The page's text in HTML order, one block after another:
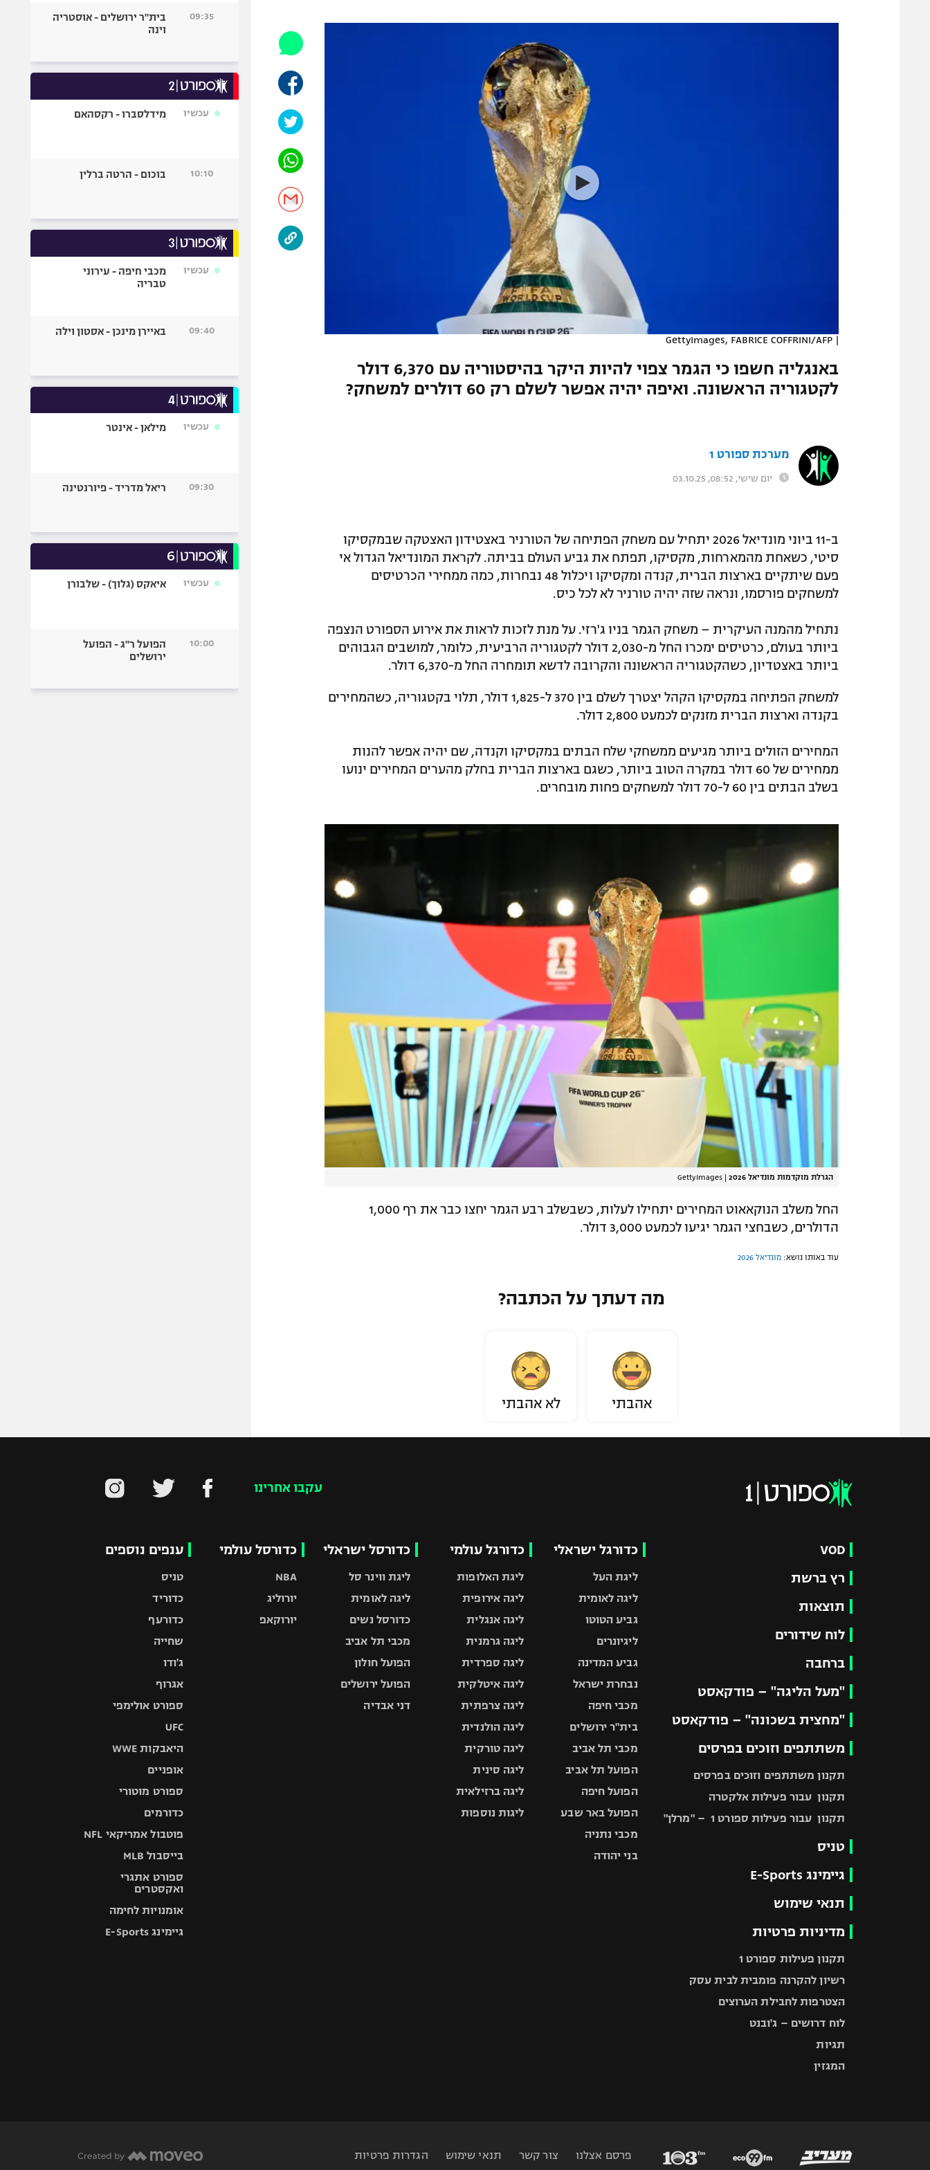
הפועל תל אביב
הפועל באר שבע
ליגה סינית
ליגה ברזילאית
ליגות נוספות
אופניים
כדורמים
פוטבול אמריקאי NFL
בייסבול MLB
|
GettyImages, FABRICE COFFRINI/AFP
באנגליה חשפו כי הגמר צפוי להיות היקר בהיסטוריה עם 6,370 דולר
לקטגוריה הראשונה. ואיפה יהיה אפשר לשלם רק 60 דולרים למשחק?
מערכת ספורט 1
יום שישי, 08:52, 03.10.25
ב-11 ביוני מונדיאל 2026 יתחיל עם משחק הפתיחה של הטורניר באצטידון האצטקה שבמקסיקו
סיטי, כשאחת מהמארחות, מקסיקו, תפתח את גביע העולם בביתה. לקראת המונדיאל הגדול אי
פעם שיתקיים בארצות הברית, קנדה ומקסיקו ויכלול 48 נבחרות, כמה ממחירי הכרטיסים
למשחקים פורסמו, ונראה שזה יהיה טורניר לא לכל כיס.
נתחיל מהמנה העיקרית – משחק הגמר בניו ג'רזי. על מנת לזכות לראות את אירוע הספורט הנצפה
ביותר בעולם, כרטיסים ימכרו החל מ-2,030 דולר לקטגוריה הרביעית, כלומר, למושבים הגבוהים
ביותר באצטדיון, כשהקטגוריה הראשונה והקרובה לדשא תומחרה החל מ-6,370 דולר.
למשחק הפתיחה במקסיקו הקהל יצטרך לשלם בין 370 ל-1,825 דולר, תלוי בקטגוריה, כשהמחירים
בקנדה וארצות הברית מזנקים לכמעט 2,800 דולר.
המחירים הזולים ביותר מגיעים ממשחקי שלח הבתים במקסיקו וקנדה, שם יהיה אפשר להנות
ממחירים של 60 דולר במקרה הטוב ביותר, כשגם בארצות הברית בחלק מהערים המחירים ינועו
בשלב הבתים בין 60 ל-70 דולר למשחקים פחות מובחרים.
הגרלת מוקדמות מונדיאל 2026 |
GettyImages
החל משלב הנוקאאוט המחירים יתחילו לעלות, כשבשלב רבע הגמר יחצו כבר את רף 1,000
הדולרים, כשבחצי הגמר יגיעו לכמעט 3,000 דולר.
עוד באותו נושא: מונדיאל 2026
מה דעתך על הכתבה?
אהבתי לא אהבתי
09:35
בית"ר ירושלים - אוסטריה
וינה
עכשיו מידלסברו - רקסהאם
10:10 בוכום - הרטה ברלין
עכשיו
מכבי חיפה - עירוני
טבריה
09:40 באיירן מינכן - אסטון וילה
עכשיו מילאן - אינטר
09:30 ריאל מדריד - פיורנטינה
עכשיו איאקס (גלוך) - שלבורן
10:00
הפועל ר"ג - הפועל
ירושלים
עקבו אחרינו
VOD
רץ ברשת
תוצאות
לוח שידורים
ברחבה
"מעל הליגה" – פודקאסט
"מחצית בשכונה" – פודקאסט
משתתפים וזוכים בפרסים
תקנון משתתפים וזוכים בפרסים
תקנון עבור פעילות אלקטרה
תקנון עבור פעילות ספורט 1 – "מרלן"
טניס
גיימינג E-Sports
תנאי שימוש
מדיניות פרטיות
תקנון פעילות ספורט 1
רשיון להקרנה פומבית לבית עסק
הצטרפות לחבילת הערוצים
לוח דרושים – ג'ובנט
תגיות
המגזין
כדורגל ישראלי
ליגת העל
ליגה לאומית
גביע הטוטו
ליגיונרים
גביע המדינה
נבחרת ישראל
מכבי חיפה
בית"ר ירושלים
מכבי תל אביב
הפועל תל אביב
הפועל חיפה
הפועל באר שבע
מכבי נתניה
בני יהודה
כדורגל עולמי
ליגת האלופות
ליגה אירופית
ליגה אנגלית
ליגה גרמנית
ליגה ספרדית
ליגה איטלקית
ליגה צרפתית
ליגה הולנדית
ליגה טורקית
ליגה סינית
ליגה ברזילאית
ליגות נוספות
כדורסל ישראלי
ליגת ווינר סל
ליגה לאומית
כדורסל נשים
מכבי תל אביב
הפועל חולון
הפועל ירושלים
דני אבדיה
כדורסל עולמי
NBA
יורוליג
יורוקאפ
ענפים נוספים
טניס
כדוריד
כדורעף
שחייה
ג'ודו
אגרוף
ספורט אולימפי
UFC
היאבקות WWE
אופניים
ספורט מוטורי
כדורמים
פוטבול אמריקאי NFL
בייסבול MLB
ספורט אתגרי
ואקסטרים
אומנויות לחימה
גיימינג E-Sports
פרסם אצלנו צור קשר תנאי שימוש הגדרות פרטיות